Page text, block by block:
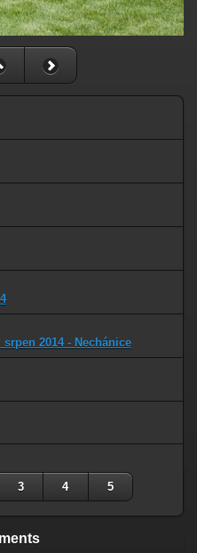
srpen 2014 - Nechánice
3 4 5